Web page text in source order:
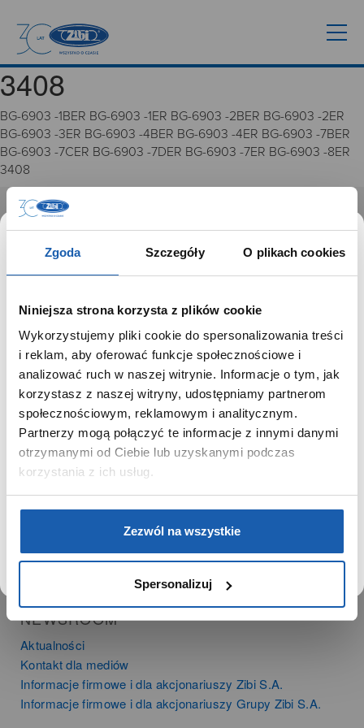
Zgoda Szczegóły O plikach cookies
Niniejsza strona korzysta z plików cookie
Wykorzystujemy pliki cookie do spersonalizowania treści
i reklam, aby oferować funkcje społecznościowe i
analizować ruch w naszej witrynie. Informacje o tym, jak
korzystasz z naszej witryny, udostępniamy partnerom
społecznościowym, reklamowym i analitycznym.
Partnerzy mogą połączyć te informacje z innymi danymi
otrzymanymi od Ciebie lub uzyskanymi podczas
korzystania z ich usług.
Zezwól na wszystkie
Spersonalizuj
3408
BG-6903 -1BER BG-6903 -1ER BG-6903 -2BER BG-6903 -2ER
BG-6903 -3ER BG-6903 -4BER BG-6903 -4ER BG-6903 -7BER
BG-6903 -7CER BG-6903 -7DER BG-6903 -7ER BG-6903 -8ER
3408
GRUPA ZIBI
Historia
Misja, wizja i wartości Grupy Zibi
Kariera
Zgoda na ciasteczka
PRODUKTY
Zegarki
Instrumenty muzyczne
Kalkulatory
SIECI SPRZEDAŻY
Salony muzyczne Riff
NEWSROOM
Aktualności
Kontakt dla mediów
Informacje firmowe i dla akcjonariuszy Zibi S.A.
Informacje firmowe i dla akcjonariuszy Grupy Zibi S.A.
SZANOWNY UŻYTKOWNIKU,
SZANOWNA UŻYTKOWNICZKO
Używamy plików cookie w celach analitycznych,
statystycznych i marketingowych, w tym aby analizować
ruch w tej witrynie, optymalizować jej działanie oraz
zapamiętywać Twoje preferencje.